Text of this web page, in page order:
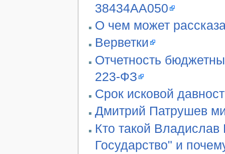
38434AA050
О чем может
Верветки
Отчетность
223-ФЗ
Срок исковой
Дмитрий Патрушев
Кто такой
Государство" и